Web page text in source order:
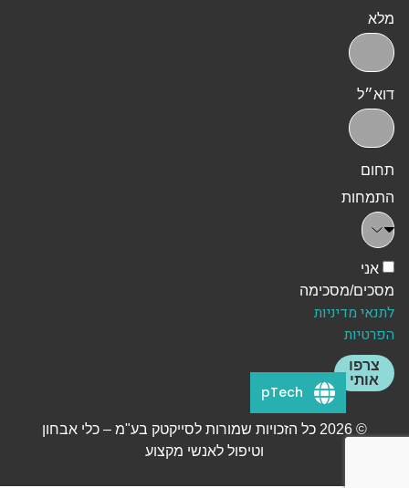
מלא
דוא״ל
תחום
התמחות
אני
מסכים/מסכימה
לתנאי מדיניות
הפרטיות
צרפו
אותי
© 2026 כל הזכויות שמורות לסייקטק בע"מ – כלי אבחון
וטיפול לאנשי מקצוע
pTech